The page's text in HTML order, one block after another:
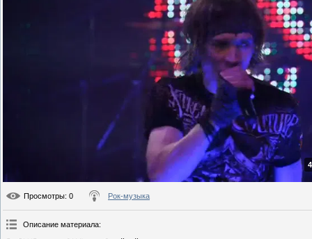
Просмотры: 0 Рок-музыка
Описание материала: